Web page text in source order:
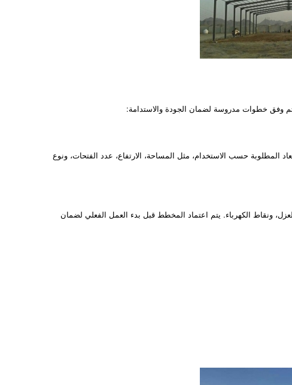
وفق خطوات مدروسة لضمان الجودة والاستدامة:
المطلوبة حسب الاستخدام، مثل المساحة، الارتفاع، عدد الفتحات، ونوع
ونقاط الكهرباء. يتم اعتماد المخطط قبل بدء العمل الفعلي لضمان